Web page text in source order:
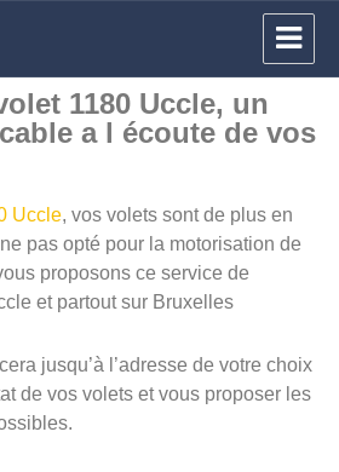
Uccle
1180 Uccle, un
a l écoute de vos
Uccle, vos volets sont de plus en
pas opté pour la motorisation de
proposons ce service de
et partout sur Bruxelles
jusqu’à l’adresse de votre choix
de vos volets et vous proposer les